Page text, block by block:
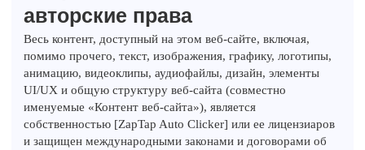
авторские права
Весь контент, доступный на этом веб-сайте, включая,
помимо прочего, текст, изображения, графику, логотипы,
анимацию, видеоклипы, аудиофайлы, дизайн, элементы
UI/UX и общую структуру веб-сайта (совместно
именуемые «Контент веб-сайта»), является
собственностью [ZapTap Auto Clicker] или ее лицензиаров
и защищен международными законами и договорами об